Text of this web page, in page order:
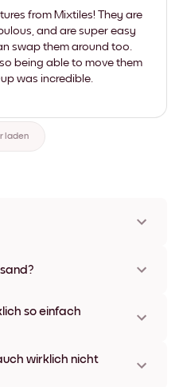
from Mixtiles! They are
and are super easy
swap them around too.
being able to move them
was incredible.
laden
und Rahmenfarben,
an. Den Trackinglink
zugeschickt.
so einfach
die Wände dabei zu
wirklich nicht